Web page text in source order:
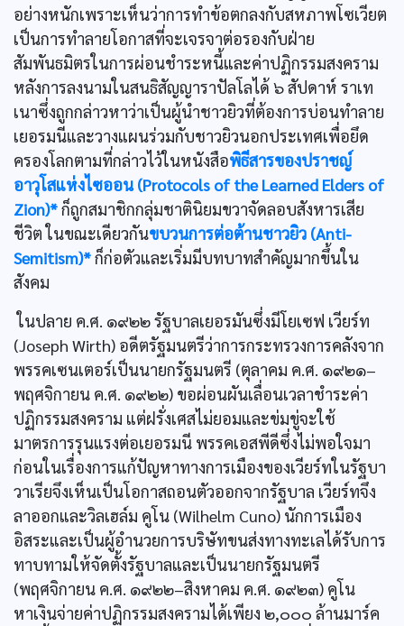
อย่างหนักเพราะเห็นว่าการทำข้อตกลงกับสหภาพโซเวียต
เป็นการทำลายโอกาสที่จะเจรจาต่อรองกับฝ่าย
สัมพันธมิตรในการผ่อนชำระหนี้และค่าปฏิกรรมสงคราม
หลังการลงนามในสนธิสัญญาราปัลโลได้ ๖ สัปดาห์ ราเท
เนาซึ่งถูกกล่าวหาว่าเป็นผู้นำชาวยิวที่ต้องการบ่อนทำลาย
เยอรมนีและวางแผนร่วมกับชาวยิวนอกประเทศเพื่อยึด
ครองโลกตามที่กล่าวไว้ในหนังสือพิธีสารของปราชญ์
อาวุโสแห่งไซออน (Protocols of the Learned Elders of
Zion)*ก็ถูกสมาชิกกลุ่มชาตินิยมขวาจัดลอบสังหารเสีย
ชีวิต ในขณะเดียวกันขบวนการต่อต้านชาวยิว (Anti-
Semitism)*ก็ก่อตัวและเริ่มมีบทบาทสำคัญมากขึ้นใน
สังคม
ในปลาย ค.ศ. ๑๙๒๒ รัฐบาลเยอรมันซึ่งมีโยเซฟ เวียร์ท
(Joseph Wirth) อดีตรัฐมนตรีว่าการกระทรวงการคลังจาก
พรรคเซนเตอร์เป็นนายกรัฐมนตรี (ตุลาคม ค.ศ. ๑๙๒๑–
พฤศจิกายน ค.ศ. ๑๙๒๒) ขอผ่อนผันเลื่อนเวลาชำระค่า
ปฏิกรรมสงคราม แต่ฝรั่งเศสไม่ยอมและข่มขู่จะใช้
มาตรการรุนแรงต่อเยอรมนี พรรคเอสพีดีซึ่งไม่พอใจมา
ก่อนในเรื่องการแก้ปัญหาทางการเมืองของเวียร์ทในรัฐบา
วาเรียจึงเห็นเป็นโอกาสถอนตัวออกจากรัฐบาล เวียร์ทจึง
ลาออกและวิลเฮล์ม คูโน (Wilhelm Cuno) นักการเมือง
อิสระและเป็นผู้อำนวยการบริษัทขนส่งทางทะเลได้รับการ
ทาบทามให้จัดตั้งรัฐบาลและเป็นนายกรัฐมนตรี
(พฤศจิกายน ค.ศ. ๑๙๒๒–สิงหาคม ค.ศ. ๑๙๒๓) คูโน
หาเงินจ่ายค่าปฏิกรรมสงครามได้เพียง ๒,๐๐๐ ล้านมาร์ค